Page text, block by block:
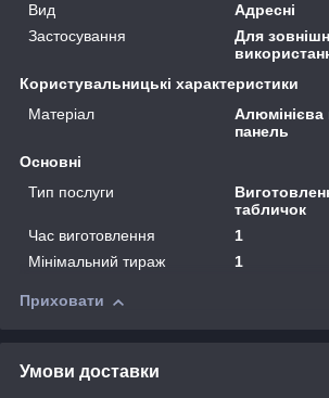
Вид
Адресні
Застосування
Для
Користувальницькі характеристики
Матеріал
Алюмінієва
панель
Основні
Тип послуги
табличок
Час виготовлення
1
Мінімальний тираж
1
Приховати
Умови доставки